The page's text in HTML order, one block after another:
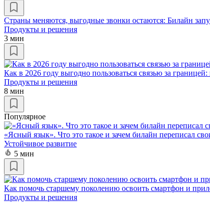
Страны меняются, выгодные звонки остаются: Билайн
Продукты и решения
3 мин
Как в 2026 году выгодно пользоваться связью за
Продукты и решения
8 мин
Популярное
«Ясный язык». Что это такое и зачем билайн переписал
Устойчивое развитие
5 мин
Как помочь старшему поколению освоить смартфон и
Продукты и решения